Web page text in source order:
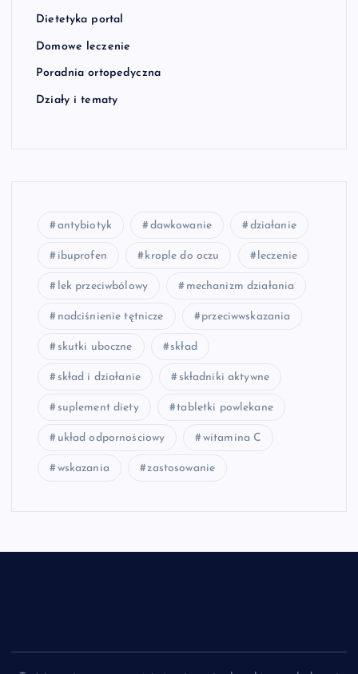
Dietetyka portal
Domowe leczenie
Poradnia ortopedyczna
Działy i tematy
antybiotyk dawkowanie działanie
ibuprofen krople do oczu leczenie
lek przeciwbólowy mechanizm działania
nadciśnienie tętnicze przeciwwskazania
skutki uboczne skład
skład i działanie składniki aktywne
suplement diety tabletki powlekane
układ odpornościowy witamina C
wskazania zastosowanie